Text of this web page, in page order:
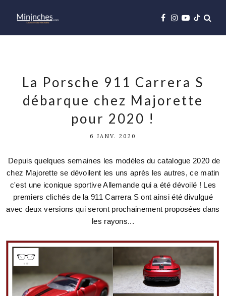
La Porsche 911 Carrera S
débarque chez Majorette
pour 2020 !
6 JANV. 2020
Depuis quelques semaines les modèles du catalogue 2020 de
chez Majorette se dévoilent les uns après les autres, ce matin
c'est une iconique sportive Allemande qui a été dévoilé ! Les
premiers clichés de la 911 Carrera S ont ainsi été divulgué
avec deux versions qui seront prochainement proposées dans
les rayons...